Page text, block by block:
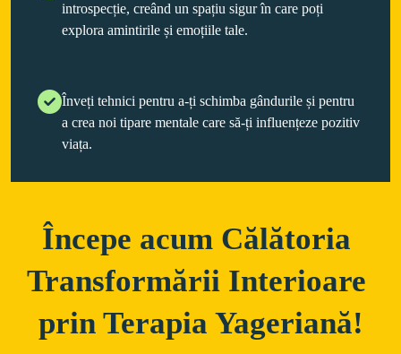
introspecție, creând un spațiu sigur în care poți
explora amintirile și emoțiile tale.
Înveți tehnici pentru a-ți schimba gândurile și pentru
a crea noi tipare mentale care să-ți influențeze pozitiv
viața.
Începe acum Călătoria
Transformării Interioare
prin Terapia Yageriană!